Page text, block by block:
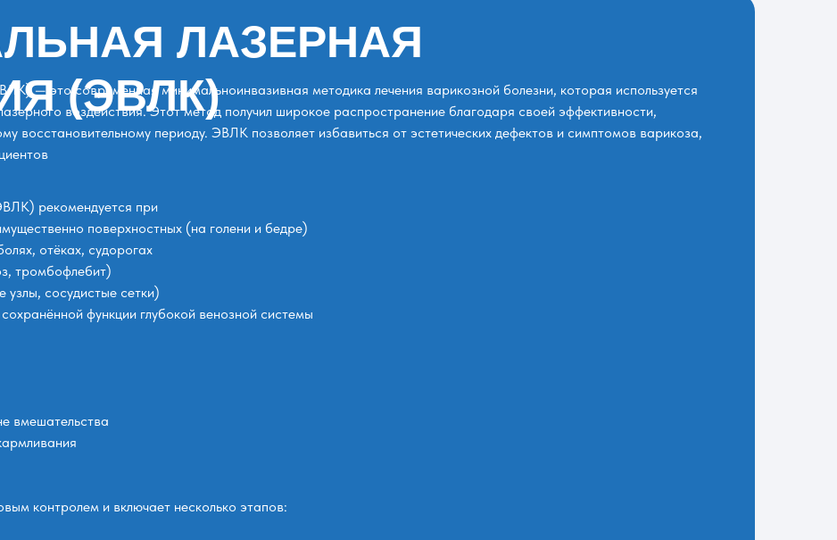
ЛАЗЕРНАЯ
(ЭВЛК)
рекомендуется при
поверхностных (на голени и бедре)
отёках, судорогах
тромбофлебит)
узлы, сосудистые сетки)
функции глубокой венозной системы
вмешательства
контролем и включает несколько этапов:
— это современная минимальноинвазивная методика лечения варикозной болезни, которая используется
воздействия. Этот метод получил широкое распространение благодаря своей эффективности,
восстановительному периоду. ЭВЛК позволяет избавиться от эстетических дефектов и симптомов варикоза,